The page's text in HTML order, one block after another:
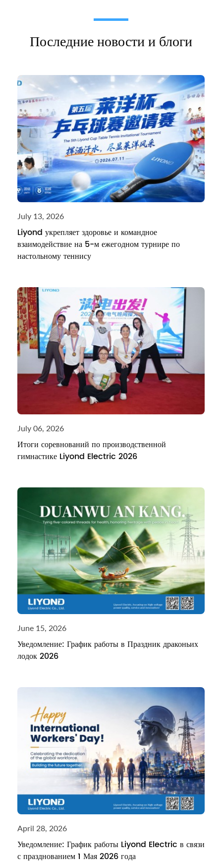
Последние новости и блоги
July 13, 2026
Liyond укрепляет здоровье и командное
взаимодействие на 5-м ежегодном турнире по
настольному теннису
July 06, 2026
Итоги соревнований по производственной
гимнастике Liyond Electric 2026
June 15, 2026
Уведомление: График работы в Праздник драконьих
лодок 2026
April 28, 2026
Уведомление: График работы Liyond Electric в связи
с празднованием 1 Мая 2026 года